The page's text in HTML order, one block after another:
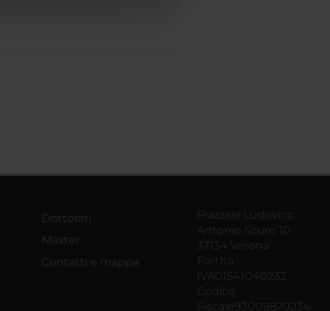
Dottorati
Master
Contatti e mappa
Piazzale Ludovico
Antonio Scuro 10
37134 Verona
Partita
IVA01541040232
Codice
Fiscale93009870234